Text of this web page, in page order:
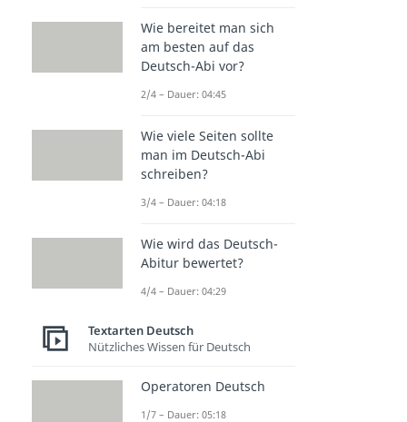
Wie bereitet man sich
am besten auf das
Deutsch-Abi vor?
2/4 – Dauer: 04:45
Wie viele Seiten sollte
man im Deutsch-Abi
schreiben?
3/4 – Dauer: 04:18
Wie wird das Deutsch-
Abitur bewertet?
4/4 – Dauer: 04:29
Textarten Deutsch
Nützliches Wissen für Deutsch
Operatoren Deutsch
1/7 – Dauer: 05:18